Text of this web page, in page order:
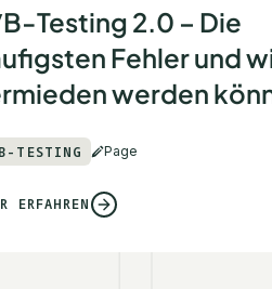
Testing 2.0 – Die
Fehler und
werden
TESTING Page
ERFAHREN